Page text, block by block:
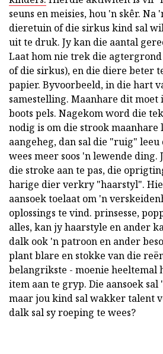
seuns en meisies, hou 'n skêr. Na
dieretuin of die sirkus kind sal
uit te druk. Jy kan die aantal
Laat hom nie trek die
of die sirkus), en die diere beter
papier. Byvoorbeeld, in die hart
samestelling. Maanhare dit moet
boots pels. Nagekom word die
nodig is om die strook
aangeheg, dan sal die "ruig" leeu
wees meer soos 'n lewende ding.
die stroke aan te pas, die
harige dier verkry "haarstyl".
aansoek toelaat om 'n
oplossings te vind. prinsesse,
alles, kan jy haarstyle en ander
dalk ook 'n patroon en ander
plant blare en stokke van die
belangrikste - moenie heeltemal
item aan te gryp. Die aansoek
maar jou kind sal wakker talent
dalk sal sy roeping te wees?